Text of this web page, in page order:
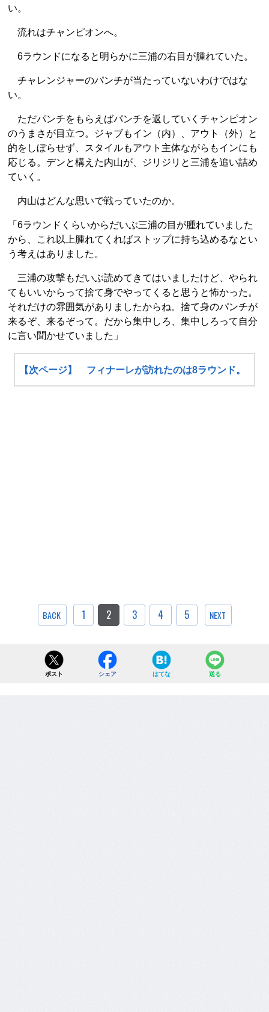
い。
流れはチャンピオンへ。
6ラウンドになると明らかに三浦の右目が腫れていた。
チャレンジャーのパンチが当たっていないわけではな
い。
ただパンチをもらえばパンチを返していくチャンピオン
のうまさが目立つ。ジャブもイン（内）、アウト（外）と
的をしぼらせず、スタイルもアウト主体ながらもインにも
応じる。デンと構えた内山が、ジリジリと三浦を追い詰め
ていく。
内山はどんな思いで戦っていたのか。
「6ラウンドくらいからだいぶ三浦の目が腫れていました
から、これ以上腫れてくればストップに持ち込めるなとい
う考えはありました。
三浦の攻撃もだいぶ読めてきてはいましたけど、やられ
てもいいからって捨て身でやってくると思うと怖かった。
それだけの雰囲気がありましたからね。捨て身のパンチが
来るぞ、来るぞって。だから集中しろ、集中しろって自分
に言い聞かせていました」
【次ページ】 フィナーレが訪れたのは8ラウンド。
BACK 1 2 3 4 5 NEXT
ポスト シェア はてな 送る